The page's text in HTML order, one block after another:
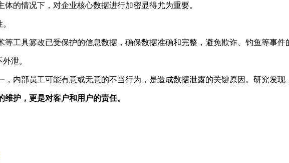
的情况下，对企业核心数据进行加密显得尤为重要。
工具篡改已受保护的信息数据，确保数据准确和完整，避免欺诈、钓鱼等事件
泄。
内部员工可能有意或无意的不当行为，是造成数据泄露的关键原因。研究发现
护，更是对客户和用户的责任。